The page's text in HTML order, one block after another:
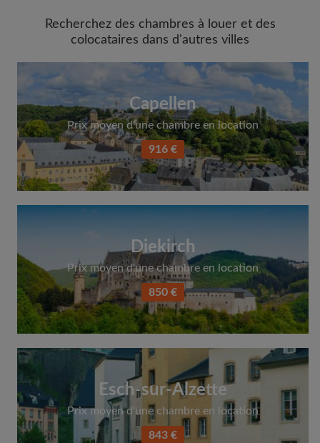
Faites vos demandes de visites
colocataires de ce que vous cherchez
exactement
Recherchez des chambres à louer et des
colocataires dans d'autres villes
Capellen
Prix moyen d'une chambre en location
916 €
Diekirch
Prix moyen d'une chambre en location
850 €
Esch-sur-Alzette
Prix moyen d'une chambre en location
843 €